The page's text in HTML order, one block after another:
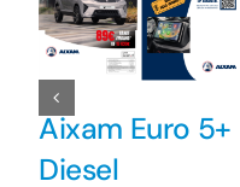
Aixam Euro 5+
Diesel